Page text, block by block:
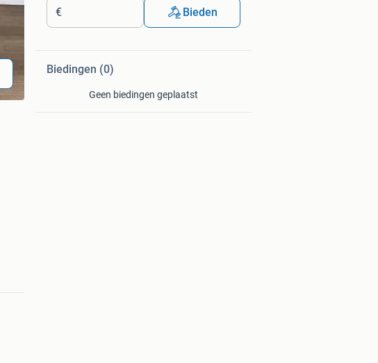
€ Bieden
Biedingen (0)
Geen biedingen geplaatst